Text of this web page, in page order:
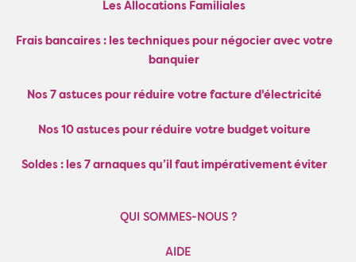
Les Allocations Familiales
Frais bancaires : les techniques pour négocier avec votre
banquier
Nos 7 astuces pour réduire votre facture d'électricité
Nos 10 astuces pour réduire votre budget voiture
Soldes : les 7 arnaques qu’il faut impérativement éviter
QUI SOMMES-NOUS ?
AIDE